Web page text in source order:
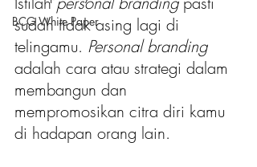
BCG White Paper
sudah tidak asing lagi di
telingamu. Personal branding
adalah cara atau strategi dalam
membangun dan
mempromosikan citra diri kamu
di hadapan orang lain.